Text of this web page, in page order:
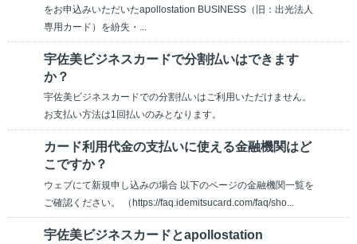
をお申込みいただいたapollostation BUSINESS（旧：出光法人
専用カード）を紛失・...
宇佐美ビジネスカードで分割払いはできます
か？
宇佐美ビジネスカードでの分割払いはご利用いただけません。
お支払い方法は1回払いのみとなります。
カード利用代金の支払いに使える金融機関はど
こですか？
ウェブにて新規申し込みの場合 以下のページの金融機関一覧を
ご確認ください。 （https://faq.idemitsucard.com/faq/sho...
宇佐美ビジネスカードとapollostation